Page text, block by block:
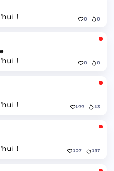
! 0 0
! 0 0
! 199 43
! 107 157